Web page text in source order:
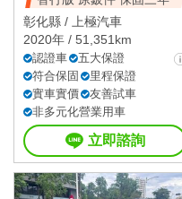
彰化縣 /
上極汽車
2020年 / 51,351km
認證車
五大保證
符合保固
里程保證
實車實價
友善試車
非多元化營業用車
立即諮詢